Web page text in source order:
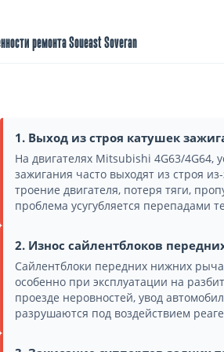
ремонта Soueast Soveran
1. Выход из строя катушек
На двигателях Mitsubishi 4G63/4G64,
зажигания часто выходят из строя
троение двигателя, потеря тяги,
проблема усугубляется перепадами
2. Износ сайлентблоков
Сайлентблоки передних нижних
особенно при эксплуатации на
проезде неровностей, увод
разрушаются под воздействием